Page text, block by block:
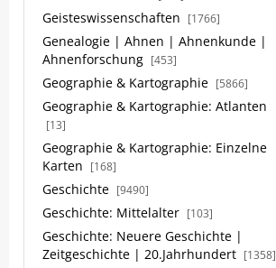
Geisteswissenschaften [1766]
Genealogie | Ahnen | Ahnenkunde |
Ahnenforschung [453]
Geographie & Kartographie [5866]
Geographie & Kartographie: Atlanten
[13]
Geographie & Kartographie: Einzelne
Karten
[168]
Geschichte [9490]
Geschichte: Mittelalter [103]
Geschichte: Neuere Geschichte |
Zeitgeschichte | 20.Jahrhundert [1358]